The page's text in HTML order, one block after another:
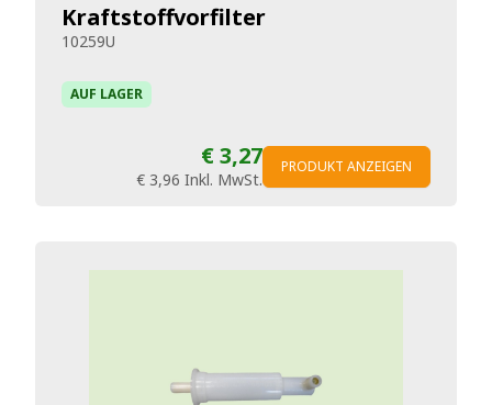
Kraftstoffvorfilter
10259U
AUF LAGER
€ 3,27
€ 3,96 Inkl. MwSt.
PRODUKT ANZEIGEN